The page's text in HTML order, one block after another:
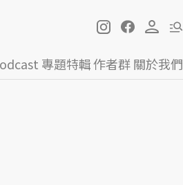
專題特輯作者群關於我們